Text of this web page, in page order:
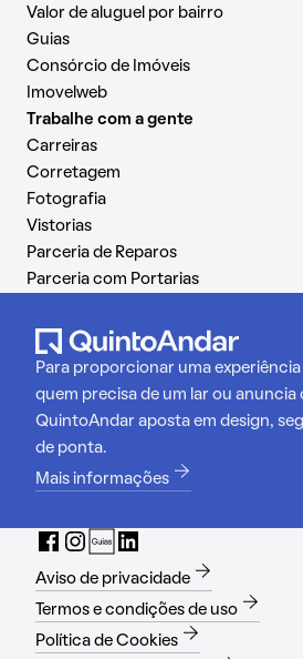
Valor de aluguel por bairro
Guias
Consórcio de Imóveis
Imovelweb
Trabalhe com a gente
Carreiras
Corretagem
Fotografia
Vistorias
Parceria de Reparos
Parceria com Portarias
Para proporcionar uma
quem precisa de um lar ou anuncia
QuintoAndar aposta em design,
de ponta.
Mais informações
Aviso de privacidade
Termos e condições de uso
Política de Cookies